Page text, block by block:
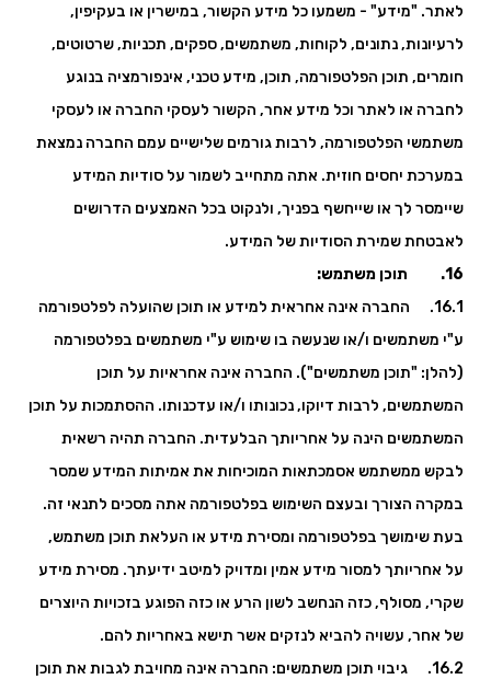
לאתר. "מידע" - משמעו כל מידע הקשור, במישרין או בעקיפין,
לרעיונות, נתונים, לקוחות, משתמשים, ספקים, תכניות, שרטוטים,
חומרים, תוכן הפלטפורמה, תוכן, מידע טכני, אינפורמציה בנוגע
לחברה או לאתר וכל מידע אחר, הקשור לעסקי החברה או לעסקי
משתמשי הפלטפורמה, לרבות גורמים שלישיים עמם החברה נמצאת
במערכת יחסים חוזית. אתה מתחייב לשמור על סודיות המידע
שיימסר לך או שייחשף בפניך, ולנקוט בכל האמצעים הדרושים
לאבטחת שמירת הסודיות של המידע.
16. תוכן משתמש:
16.1. החברה אינה אחראית למידע או תוכן שהועלה לפלטפורמה
ע"י משתמשים ו/או שנעשה בו שימוש ע"י משתמשים בפלטפורמה
(להלן: "תוכן משתמשים"). החברה אינה אחראיות על תוכן
המשתמשים, לרבות דיוקו, נכונותו ו/או עדכנותו. ההסתמכות על תוכן
המשתמשים הינה על אחריותך הבלעדית. החברה תהיה רשאית
לבקש ממשתמש אסמכתאות המוכיחות את אמיתות המידע שמסר
במקרה הצורך ובעצם השימוש בפלטפורמה אתה מסכים לתנאי זה.
בעת שימושך בפלטפורמה ומסירת מידע או העלאת תוכן משתמש,
על אחריותך למסור מידע אמין ומדויק למיטב ידיעתך. מסירת מידע
שקרי, מסולף, כזה הנחשב לשון הרע או כזה הפוגע בזכויות היוצרים
של אחר, עשויה להביא לנזקים אשר תישא באחריות להם.
16.2. גיבוי תוכן משתמשים: החברה אינה מחויבת לגבות את תוכן